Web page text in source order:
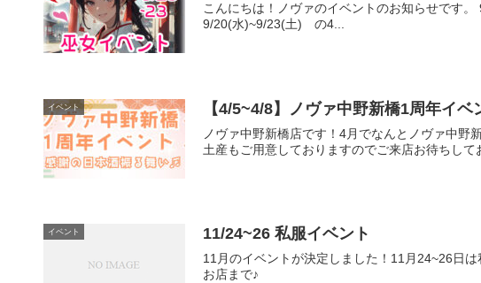
こんにちは！ノヴァのイベントのお知らせです
9/20(水)~9/23(土) の4...
イベント 【4/5~4/8】ノヴァ中野新橋1周年イベ
ノヴァ中野新橋店です！4月でなんとノヴァ中野
土産もご用意しておりますのでご来店お待ちして
イベント 11/24~26 私服イベント
11月のイベントが決定しました！11月24~26日
お店まで♪